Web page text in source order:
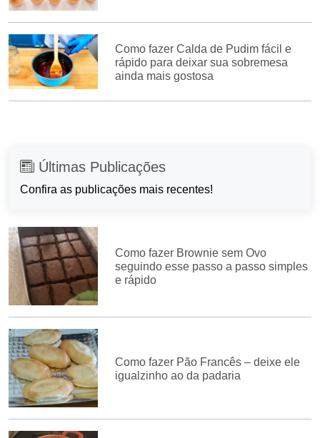
Como fazer Calda de Pudim fácil e
rápido para deixar sua sobremesa
ainda mais gostosa
Últimas Publicações
Confira as publicações mais recentes!
Como fazer Brownie sem Ovo
seguindo esse passo a passo simples
e rápido
Como fazer Pão Francês – deixe ele
igualzinho ao da padaria